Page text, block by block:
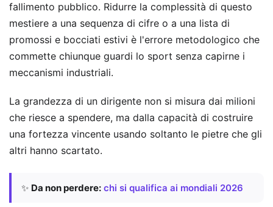
fallimento pubblico. Ridurre la complessità di questo
mestiere a una sequenza di cifre o a una lista di
promossi e bocciati estivi è l'errore metodologico che
commette chiunque guardi lo sport senza capirne i
meccanismi industriali.
La grandezza di un dirigente non si misura dai milioni
che riesce a spendere, ma dalla capacità di costruire
una fortezza vincente usando soltanto le pietre che gli
altri hanno scartato.
✨ Da non perdere: chi si qualifica ai mondiali 2026